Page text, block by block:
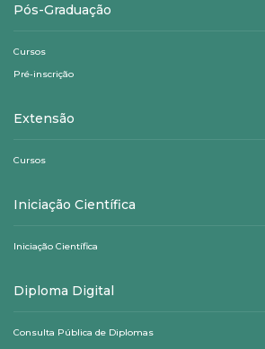
Pós-Graduação
Cursos
Pré-inscrição
Extensão
Cursos
Iniciação Científica
Iniciação Científica
Diploma Digital
Consulta Pública de Diplomas